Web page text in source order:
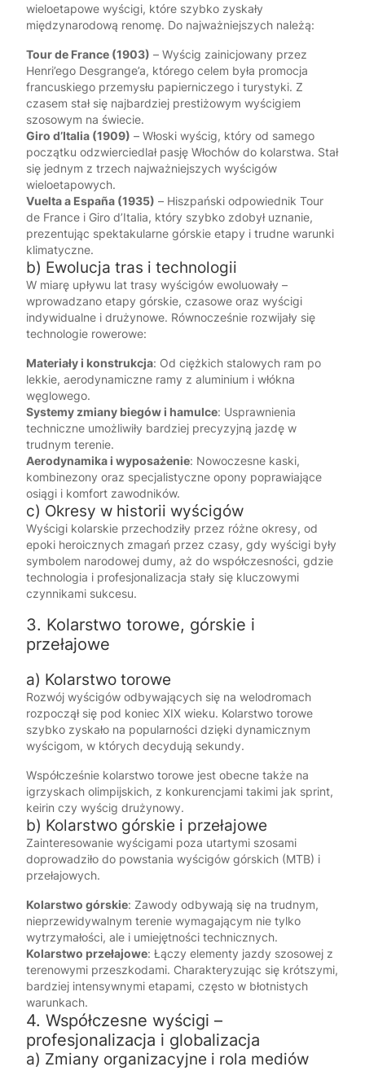
wieloetapowe wyścigi, które szybko zyskały
międzynarodową renomę. Do najważniejszych należą:
Tour de France (1903) – Wyścig zainicjowany przez
Henri’ego Desgrange’a, którego celem była promocja
francuskiego przemysłu papierniczego i turystyki. Z
czasem stał się najbardziej prestiżowym wyścigiem
szosowym na świecie.
Giro d’Italia (1909) – Włoski wyścig, który od samego
początku odzwierciedlał pasję Włochów do kolarstwa. Stał
się jednym z trzech najważniejszych wyścigów
wieloetapowych.
Vuelta a España (1935) – Hiszpański odpowiednik Tour
de France i Giro d’Italia, który szybko zdobył uznanie,
prezentując spektakularne górskie etapy i trudne warunki
klimatyczne.
b) Ewolucja tras i technologii
W miarę upływu lat trasy wyścigów ewoluowały –
wprowadzano etapy górskie, czasowe oraz wyścigi
indywidualne i drużynowe. Równocześnie rozwijały się
technologie rowerowe:
Materiały i konstrukcja: Od ciężkich stalowych ram po
lekkie, aerodynamiczne ramy z aluminium i włókna
węglowego.
Systemy zmiany biegów i hamulce: Usprawnienia
techniczne umożliwiły bardziej precyzyjną jazdę w
trudnym terenie.
Aerodynamika i wyposażenie: Nowoczesne kaski,
kombinezony oraz specjalistyczne opony poprawiające
osiągi i komfort zawodników.
c) Okresy w historii wyścigów
Wyścigi kolarskie przechodziły przez różne okresy, od
epoki heroicznych zmagań przez czasy, gdy wyścigi były
symbolem narodowej dumy, aż do współczesności, gdzie
technologia i profesjonalizacja stały się kluczowymi
czynnikami sukcesu.
3. Kolarstwo torowe, górskie i
przełajowe
a) Kolarstwo torowe
Rozwój wyścigów odbywających się na welodromach
rozpoczął się pod koniec XIX wieku. Kolarstwo torowe
szybko zyskało na popularności dzięki dynamicznym
wyścigom, w których decydują sekundy.
Współcześnie kolarstwo torowe jest obecne także na
igrzyskach olimpijskich, z konkurencjami takimi jak sprint,
keirin czy wyścig drużynowy.
b) Kolarstwo górskie i przełajowe
Zainteresowanie wyścigami poza utartymi szosami
doprowadziło do powstania wyścigów górskich (MTB) i
przełajowych.
Kolarstwo górskie: Zawody odbywają się na trudnym,
nieprzewidywalnym terenie wymagającym nie tylko
wytrzymałości, ale i umiejętności technicznych.
Kolarstwo przełajowe: Łączy elementy jazdy szosowej z
terenowymi przeszkodami. Charakteryzując się krótszymi,
bardziej intensywnymi etapami, często w błotnistych
warunkach.
4. Współczesne wyścigi –
profesjonalizacja i globalizacja
a) Zmiany organizacyjne i rola mediów